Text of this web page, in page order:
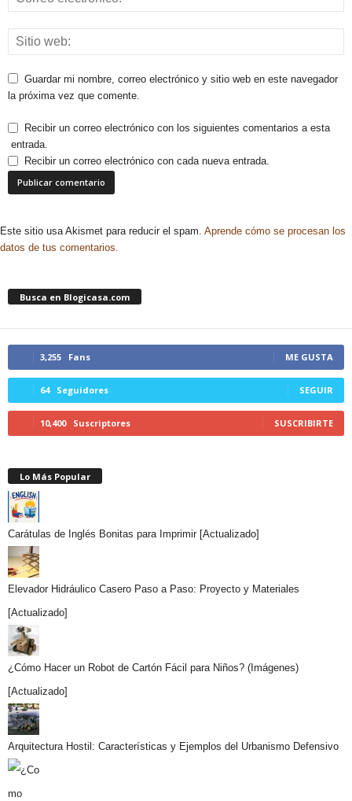
Guardar mi nombre, correo electrónico y sitio web en este navegador
la próxima vez que comente.
Recibir un correo electrónico con los siguientes comentarios a esta
entrada.
Recibir un correo electrónico con cada nueva entrada.
Este sitio usa Akismet para reducir el spam. Aprende cómo se procesan los
datos de tus comentarios.
Busca en Blogicasa.com
3,255 Fans ME GUSTA
64 Seguidores SEGUIR
10,400 Suscriptores SUSCRIBIRTE
Lo Más Popular
Carátulas de Inglés Bonitas para Imprimir [Actualizado]
Elevador Hidráulico Casero Paso a Paso: Proyecto y Materiales
[Actualizado]
¿Cómo Hacer un Robot de Cartón Fácil para Niños? (Imágenes)
[Actualizado]
Arquitectura Hostil: Características y Ejemplos del Urbanismo Defensivo